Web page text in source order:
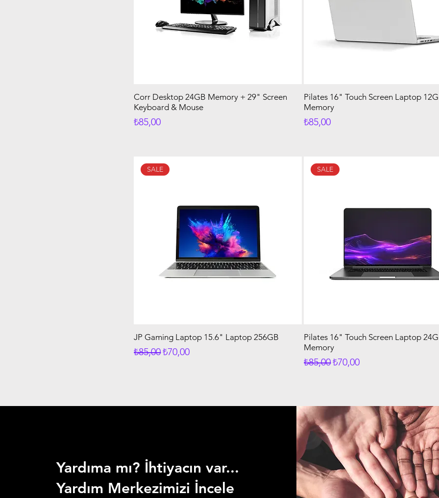
Corr Desktop 24GB Memory + 29" Screen
Keyboard & Mouse
Fiyat
₺85,00
Pilates 16" Touch Screen Laptop
Memory
Fiyat
₺85,00
SALE
JP Gaming Laptop 15.6" Laptop 256GB
Normal Fiyat
₺85,00İndirimli Fiyat
₺70,00
SALE
Pilates 16" Touch Screen Laptop
Memory
Normal Fiyat
₺85,00İndirimli Fiyat
₺70,00
Yardıma mı? İhtiyacın var...
Yardım Merkezimizi İncele